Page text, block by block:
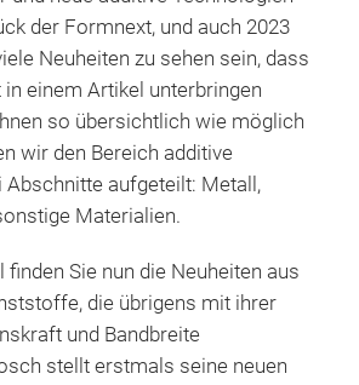
der Formnext, und auch 2023
Neuheiten zu sehen sein, dass
einem Artikel unterbringen
so übersichtlich wie möglich
wir den Bereich additive
Abschnitte aufgeteilt: Metall,
Materialien.
finden Sie nun die Neuheiten aus
die übrigens mit ihrer
und Bandbreite
stellt erstmals seine neuen